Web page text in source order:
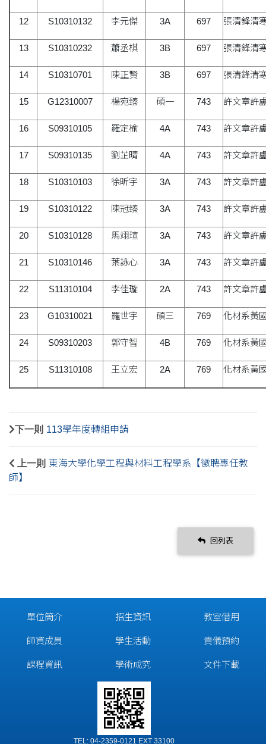
12 S10310132 李元傑 3A 697 張清鋒清
13 S10310232 蕭丞棋 3B 697 張清鋒清
14 S10310701 陳正賢 3B 697 張清鋒清
15 G12310007 楊宛臻 碩一 743 許文章許
16 S09310105 羅定榆 4A 743 許文章許
17 S09310135 劉芷晴 4A 743 許文章許
18 S10310103 徐昕宇 3A 743 許文章許
19 S10310122 陳冠臻 3A 743 許文章許
20 S10310128 馬翊瑄 3A 743 許文章許
21 S10310146 葉詠心 3A 743 許文章許
22 S11310104 李佳璇 2A 743 許文章許
23 G10310021 羅世宇 碩三 769 化材系黃
24 S09310203 郭守智 4B 769 化材系黃
25 S11310108 王立宏 2A 769 化材系黃
下一則 113學年度轉組申請
上一則 東海大學化學工程與材料工程學系【徵聘專任教
師】
回列表
單位簡介
師資成員
課程資訊
招生資訊
學生活動
學術成究
教室借用
貴儀預約
文件下載
TEL: 04-2359-0121 EXT 33100